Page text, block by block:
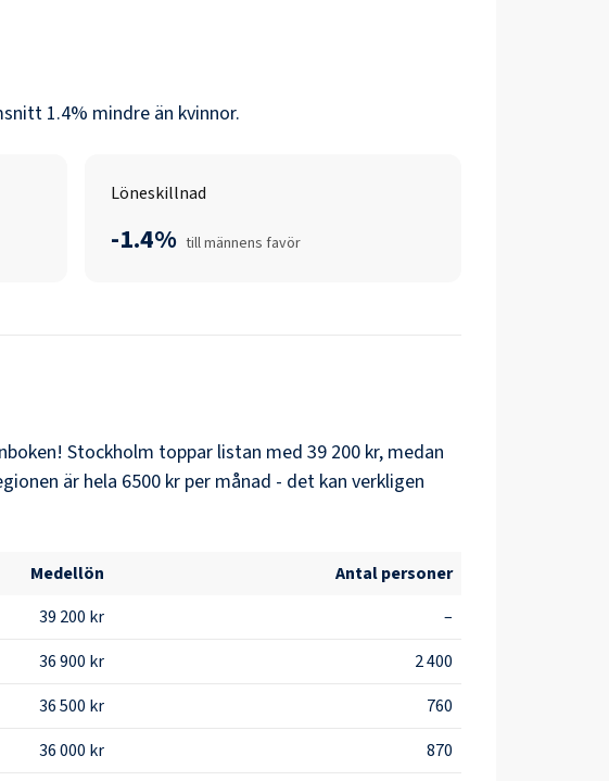
1.4% mindre än kvinnor.
Löneskillnad
-1.4% till männens favör
Stockholm toppar listan med 39 200 kr, medan
är hela 6500 kr per månad - det kan verkligen
Medellön
Antal personer
39 200 kr
–
36 900 kr
2 400
36 500 kr
760
36 000 kr 870